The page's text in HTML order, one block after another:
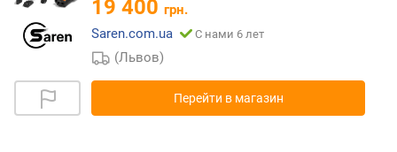
19 400 грн.
Saren.com.ua
С нами 6 лет
(Львов)
Перейти в магазин